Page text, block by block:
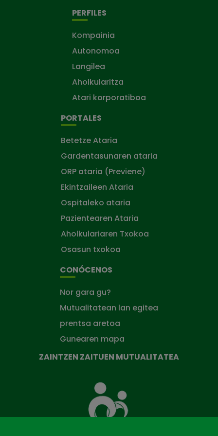
PERFILES
Kompainia
Autonomoa
Langilea
Aholkularitza
Atari korporatiboa
PORTALES
Betetze Ataria
Gardentasunaren ataria
ORP ataria (Previene)
Ekintzaileen Ataria
Ospitaleko ataria
Pazientearen Ataria
Aholkulariaren Txokoa
Osasun txokoa
CONÓCENOS
Nor gara gu?
Mutualitatean lan egitea
prentsa aretoa
Gunearen mapa
ZAINTZEN ZAITUEN MUTUALITATEA
zaituen
Mutua